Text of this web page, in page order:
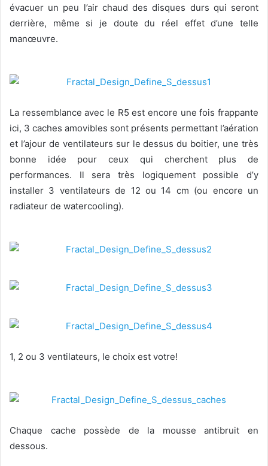
évacuer un peu l’air chaud des disques durs qui seront
derrière, même si je doute du réel effet d’une telle
manœuvre.
La ressemblance avec le R5 est encore une fois frappante
ici, 3 caches amovibles sont présents permettant l’aération
et l’ajour de ventilateurs sur le dessus du boitier, une très
bonne idée pour ceux qui cherchent plus de
performances. Il sera très logiquement possible d’y
installer 3 ventilateurs de 12 ou 14 cm (ou encore un
radiateur de watercooling).
1, 2 ou 3 ventilateurs, le choix est votre!
Chaque cache possède de la mousse antibruit en
dessous.